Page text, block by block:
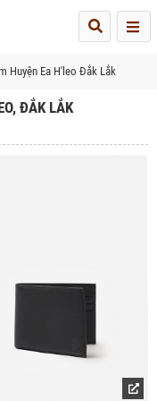
Huyện Ea H'leo Đắk Lắk
ĐẮK LẮK